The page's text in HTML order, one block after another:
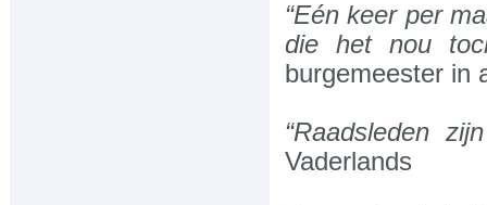
“Eén keer per
die het nou
burgemeester in
“Raadsleden
Vaderlands